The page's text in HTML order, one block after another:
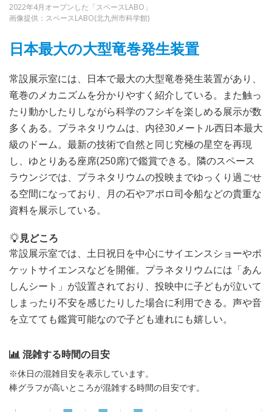
2022年4月オープンした「スペースLABO」
画像提供：スペースLABO(北九州市科学館)
日本最大の大型竜巻発生装置
常設展示室には、日本で最大の大型竜巻発生装置があり、
竜巻のメカニズムを分かりやすく紹介している。また触っ
たり動かしたりしながら科学のフシギを楽しめる展示が数
多くある。プラネタリウムは、内径30メートル西日本最大
級のドーム。最新の技術で自然と同じ究極の星空を再現
し、ゆとりある座席(250席)で鑑賞できる。隣のスペース
ラウンジでは、プラネタリウムの投映までゆっくり過ごせ
る空間になっており、月の石やアポロ司令船などの貴重な
資料を展示している。
見どころ
常設展示室では、土日祝日を中心にサイエンスショーやポ
ケットサイエンスなどを開催。プラネタリウムには「あん
しんシート」が設置されており、投映中に子どもが泣いて
しまったり不安を感じたりした場合に利用できる。声や音
を立てても鑑賞可能なので子ども連れにも嬉しい。
混雑する時間の目安
※休日の混雑目安を表示しています。
棒グラフが高いところが混雑する時間の目安です。